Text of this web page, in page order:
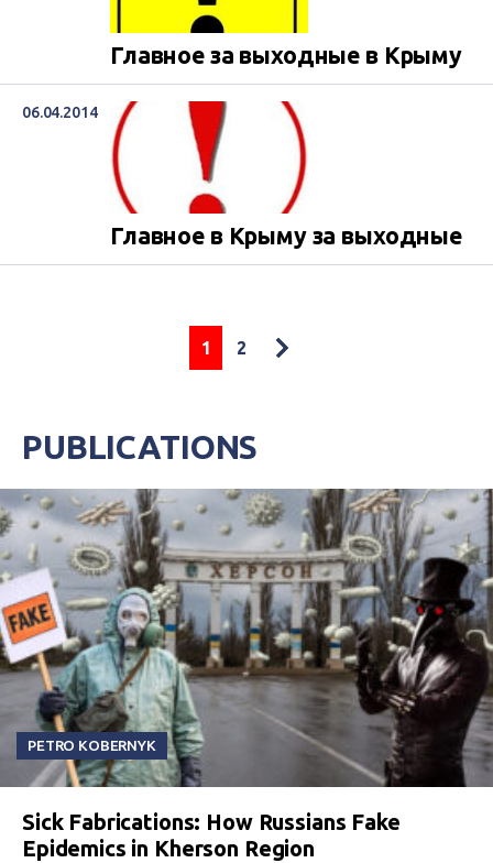
Главное за выходные в Крыму
06.04.2014
Главное в Крыму за выходные
1 2
PUBLICATIONS
PETRO KOBERNYK
Sick Fabrications: How Russians Fake
Epidemics in Kherson Region